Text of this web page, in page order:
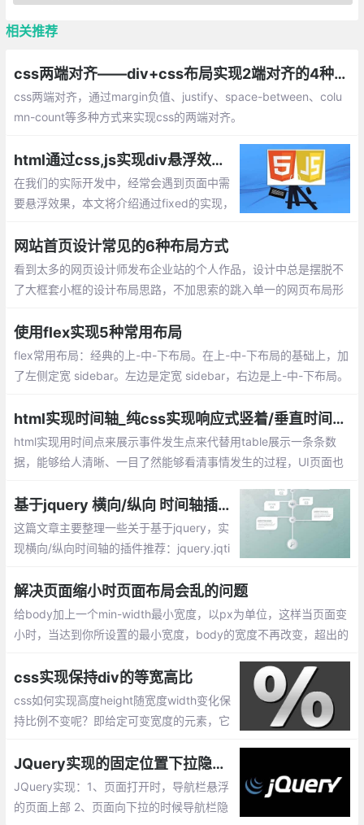
相关推荐
css两端对齐——div+css布局实现2端对齐的4种方法总结
css两端对齐，通过margin负值、justify、space-between、colu
mn-count等多种方式来实现css的两端对齐。
html通过css,js实现div悬浮效果总汇，如原生JS实现滚动到一定位置实现div悬浮
在我们的实际开发中，经常会遇到页面中需
要悬浮效果，本文将介绍通过fixed的实现，
div的悬浮
网站首页设计常见的6种布局方式
看到太多的网页设计师发布企业站的个人作品，设计中总是摆脱不
了大框套小框的设计布局思路，不加思索的跳入单一的网页布局形
使用flex实现5种常用布局
flex常用布局：经典的上-中-下布局。在上-中-下布局的基础上，加
了左侧定宽 sidebar。左边是定宽 sidebar，右边是上-中-下布局。
动。左侧 sidebar 固定在左侧且与视窗同高，当内容超出视窗高度
时，在 sidebar 内部出现滚动条。
html实现时间轴_纯css实现响应式竖着/垂直时间抽布局效果
html实现用时间点来展示事件发生点来代替用table展示一条条数
据，能够给人清晰、一目了然能够看清事情发生的过程，UI页面也
基于jquery 横向/纵向 时间轴插件推荐
这篇文章主要整理一些关于基于jquery，实
现横向/纵向时间轴的插件推荐：jquery.jqti
插件、Melon HTML5 、jQuery Timelinr、T
imeline Porfolio
解决页面缩小时页面布局会乱的问题
给body加上一个min-width最小宽度，以px为单位，这样当页面变
小时，当达到你所设置的最小宽度，body的宽度不再改变，超出的
css实现保持div的等宽高比
css如何实现高度height随宽度width变化保
持比例不变呢？即给定可变宽度的元素，它
其宽度与高度的比率保持恒定)。这里以 4:3
为例，通过2种方式来实现
JQuery实现的固定位置下拉隐藏上拉显示悬浮导航菜单
JQuery实现：1、页面打开时，导航栏悬浮
的页面上部 2、页面向下拉的时候导航栏隐